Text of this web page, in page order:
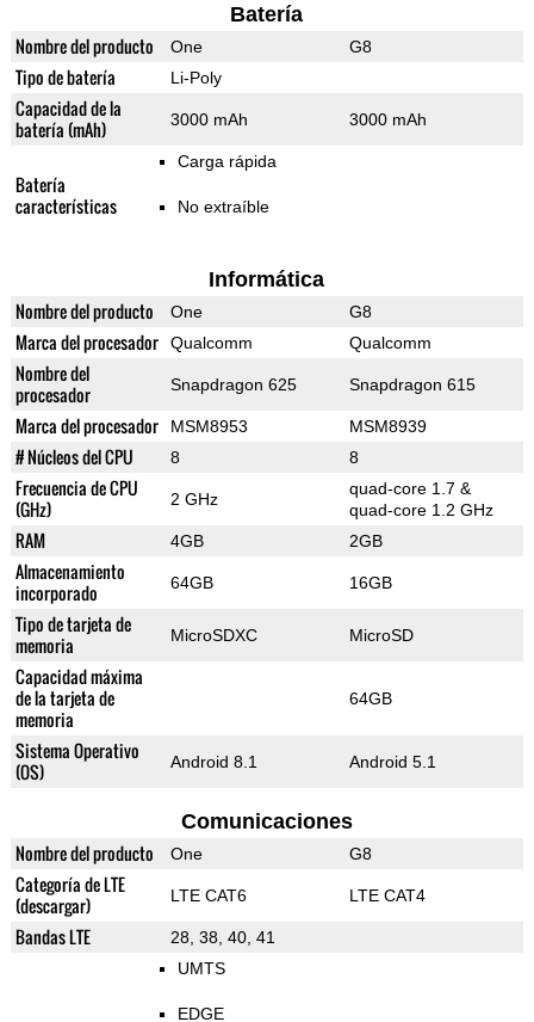
Batería
Nombre del producto One G8
Tipo de batería Li-Poly
Capacidad de la
batería (mAh)
3000 mAh 3000 mAh
Batería
características
Carga rápida
No extraíble
Informática
Nombre del producto One G8
Marca del procesador Qualcomm Qualcomm
Nombre del
procesador
Snapdragon 625 Snapdragon 615
Marca del procesador MSM8953 MSM8939
# Núcleos del CPU 8 8
Frecuencia de CPU
(GHz)
2 GHz
quad-core 1.7 &
quad-core 1.2 GHz
RAM 4GB 2GB
Almacenamiento
incorporado
64GB 16GB
Tipo de tarjeta de
memoria
MicroSDXC MicroSD
Capacidad máxima
de la tarjeta de
memoria
64GB
Sistema Operativo
(OS)
Android 8.1 Android 5.1
Comunicaciones
Nombre del producto One G8
Categoría de LTE
(descargar)
LTE CAT6 LTE CAT4
Bandas LTE
28, 38, 40, 41
UMTS
EDGE